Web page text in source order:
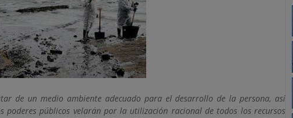
de un medio ambiente adecuado para el desarrollo de la persona, así
poderes públicos velarán por la utilización racional de todos los recursos